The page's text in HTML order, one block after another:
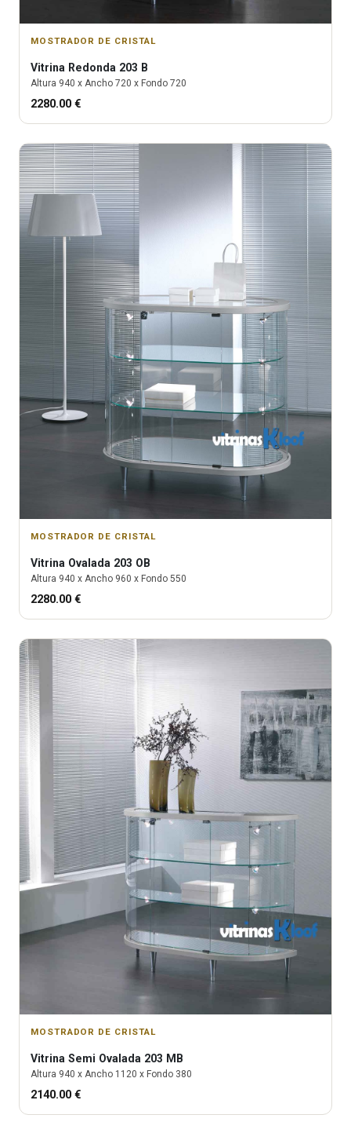
MOSTRADOR DE CRISTAL
Vitrina Redonda 203 B
Altura 940 x Ancho 720 x Fondo 720
2280.00 €
MOSTRADOR DE CRISTAL
Vitrina Ovalada 203 OB
Altura 940 x Ancho 960 x Fondo 550
2280.00 €
MOSTRADOR DE CRISTAL
Vitrina Semi Ovalada 203 MB
Altura 940 x Ancho 1120 x Fondo 380
2140.00 €